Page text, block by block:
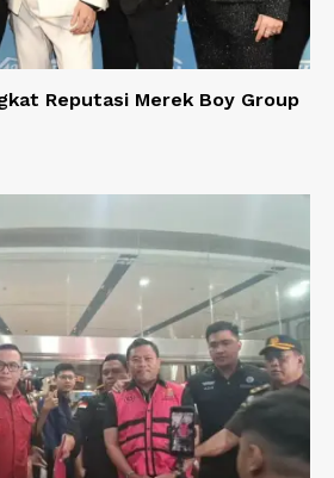
Reputasi Merek Boy Group